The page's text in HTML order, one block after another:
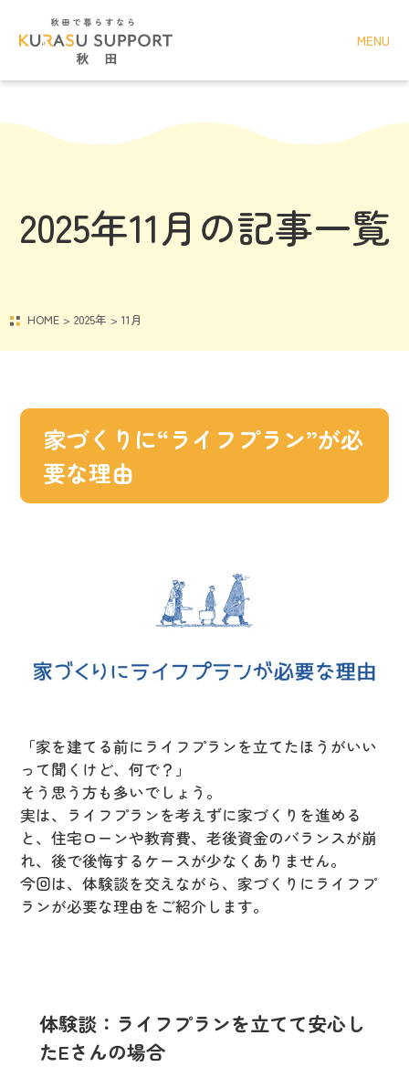
MENU
2025年11月の記事一覧
HOME >2025年 >11月
家づくりに“ライフプラン”が必
要な理由
「家を建てる前にライフプランを立てたほうがいい
って聞くけど、何で？」
そう思う方も多いでしょう。
実は、ライフプランを考えずに家づくりを進める
と、住宅ローンや教育費、老後資金のバランスが崩
れ、後で後悔するケースが少なくありません。
今回は、体験談を交えながら、家づくりにライフプ
ランが必要な理由をご紹介します。
体験談：ライフプランを立てて安心し
たEさんの場合